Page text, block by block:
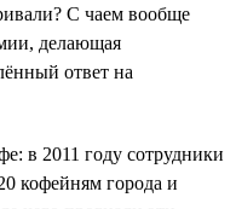
С чаем вообще
делающая
ответ на
в 2011 году сотрудники
кофейням города и